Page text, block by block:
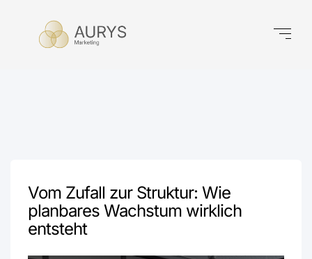
Vom Zufall zur Struktur: Wie
planbares Wachstum wirklich
entsteht